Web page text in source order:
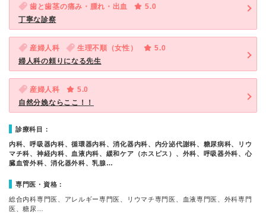
歯と歯茎の痛み・腫れ・出血
5.0
丁寧な診察
産婦人科 生理不順（女性）
5.0
婦人科の頼りになる先生
産婦人科
5.0
自然分娩ならここ！！
診療科目：
内科、呼吸器内科、循環器内科、消化器内科、内分泌代謝科、糖尿病科、リウ
マチ科、神経内科、血液内科、緩和ケア（ホスピス）、外科、呼吸器外科、心
臓血管外科、消化器外科、乳腺…
専門医・資格：
総合内科専門医、アレルギー専門医、リウマチ専門医、血液専門医、外科専門
医、糖尿…